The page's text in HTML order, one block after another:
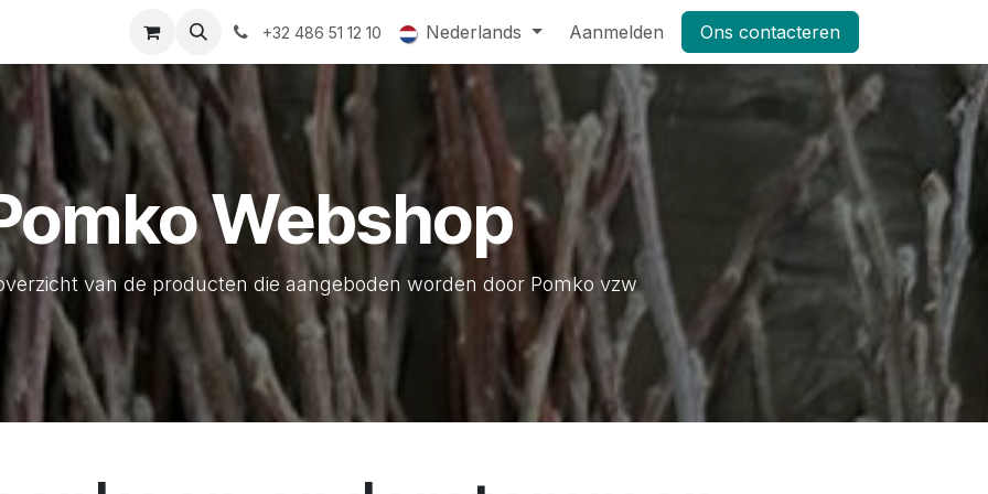
QR-labels Leifruit Subsidiedossiers Pers Shop Vacatures Masterclass Leifruit 2026_dag1
+32 486 51 12 10 Nederlands Aanmelden Ons contacteren
Webshop
van de producten die aangeboden worden door Pomko vzw